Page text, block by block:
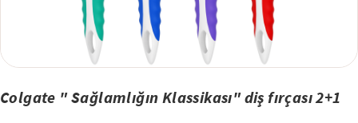
Colgate " Sağlamlığın Klassikası" diş fırçası 2+1